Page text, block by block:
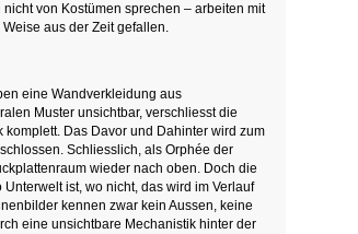
von Kostümen sprechen – arbeiten mit
aus der Zeit gefallen.
eine Wandverkleidung aus
Muster unsichtbar, verschliesst die
Das Davor und Dahinter wird zum
Schliesslich, als Orphée der
wieder nach oben. Doch die
ist, wo nicht, das wird im Verlauf
kennen zwar kein Aussen, keine
eine unsichtbare Mechanistik hinter der